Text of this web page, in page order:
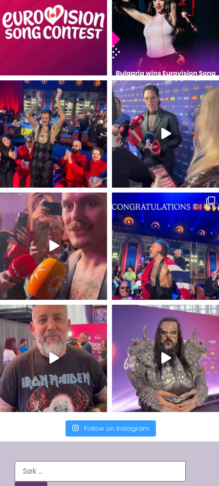
Follow on Instagram